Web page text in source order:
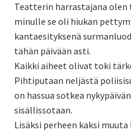
Teatterin harrastajana
minulle se oli hiukan
kantaesityksenä
tähän päivään asti.
Kaikki aiheet olivat toki
Pihtiputaan neljästä
on hassua sotkea
sisällissotaan.
Lisäksi perheen kaksi